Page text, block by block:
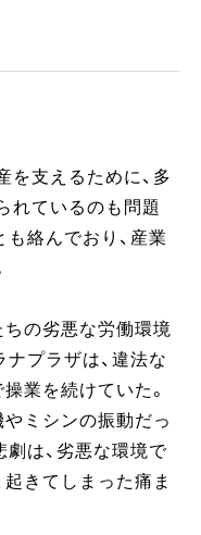
を支えるために、多
れているのも問題
絡んでおり、産業
ちの劣悪な労働環境
プラザは、違法な
業を続けていた。
やミシンの振動だっ
は、劣悪な環境で
きてしまった痛ま